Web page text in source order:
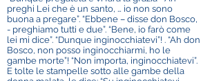
preghi Lei che è un santo, … io non sono
buona a pregare”. “Ebbene – disse don Bosco,
- preghiamo tutti e due”. “Bene, io farò come
lei mi dice”. “Dunque inginocchiatevi”! . “Ah don
Bosco, non posso inginocchiarmi, ho le
gambe morte”! “Non importa, inginocchiatevi”.
E tolte le stampelle sotto alle gambe della